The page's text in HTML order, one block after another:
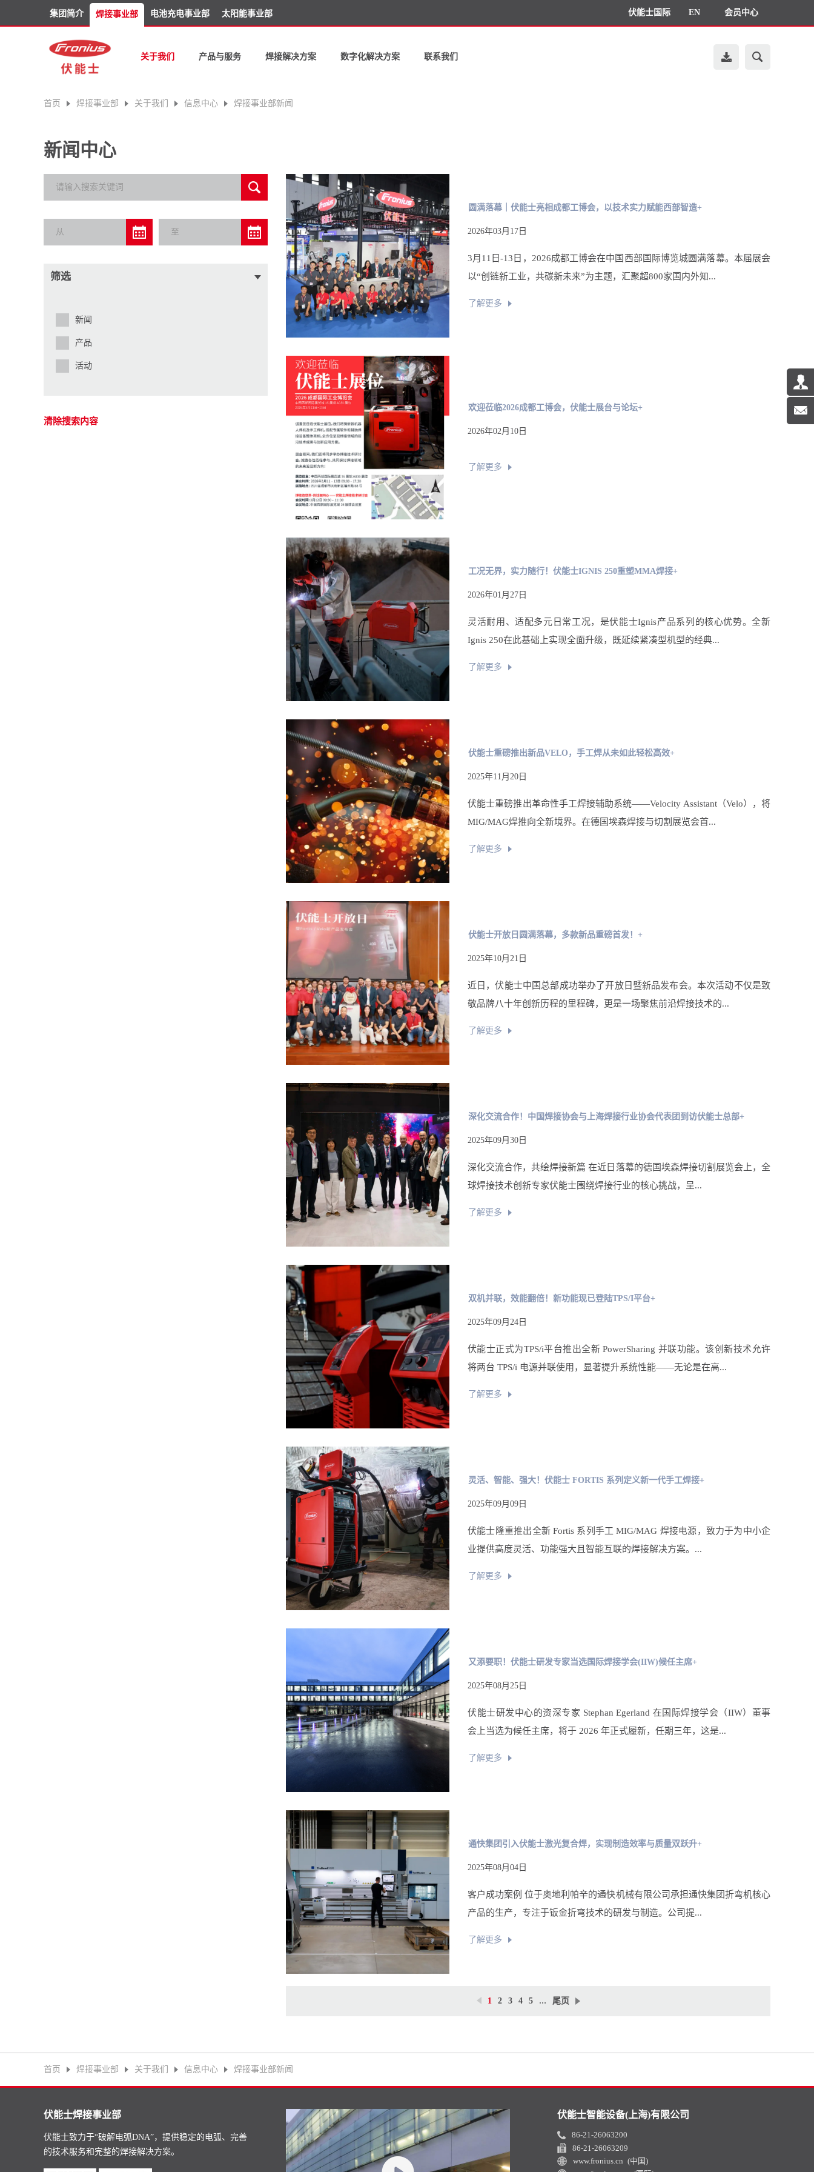
集团简介 焊接事业部 电池充电事业部 太阳能事业部 伏能士国际 EN 会员中心
关于我们 产品与服务 焊接解决方案 数字化解决方案 联系我们
首页 焊接事业部 关于我们 信息中心 焊接事业部新闻
新闻中心
筛选
新闻
产品
活动
清除搜索内容
圆满落幕｜伏能士亮相成都工博会，以技术实力赋能西部智造+
2026年03月17日
3月11日-13日，2026成都工博会在中国西部国际博览城圆满落幕。本届展会
以“创链新工业，共碳新未来”为主题，汇聚超800家国内外知...
了解更多
欢迎莅临2026成都工博会，伏能士展台与论坛+
2026年02月10日
了解更多
工况无界，实力随行！伏能士IGNIS 250重塑MMA焊接+
2026年01月27日
灵活耐用、适配多元日常工况，是伏能士Ignis产品系列的核心优势。全新
Ignis 250在此基础上实现全面升级，既延续紧凑型机型的经典...
了解更多
伏能士重磅推出新品VELO，手工焊从未如此轻松高效+
2025年11月20日
伏能士重磅推出革命性手工焊接辅助系统——Velocity Assistant（Velo），将
MIG/MAG焊推向全新境界。在德国埃森焊接与切割展览会首...
了解更多
伏能士开放日圆满落幕，多款新品重磅首发！+
2025年10月21日
近日，伏能士中国总部成功举办了开放日暨新品发布会。本次活动不仅是致
敬品牌八十年创新历程的里程碑，更是一场聚焦前沿焊接技术的...
了解更多
深化交流合作！中国焊接协会与上海焊接行业协会代表团到访伏能士总部+
2025年09月30日
深化交流合作，共绘焊接新篇 在近日落幕的德国埃森焊接切割展览会上，全
球焊接技术创新专家伏能士围绕焊接行业的核心挑战，呈...
了解更多
双机并联，效能翻倍！新功能现已登陆TPS/I平台+
2025年09月24日
伏能士正式为TPS/i平台推出全新 PowerSharing 并联功能。该创新技术允许
将两台 TPS/i 电源并联使用，显著提升系统性能——无论是在高...
了解更多
灵活、智能、强大！伏能士 FORTIS 系列定义新一代手工焊接+
2025年09月09日
伏能士隆重推出全新 Fortis 系列手工 MIG/MAG 焊接电源，致力于为中小企
业提供高度灵活、功能强大且智能互联的焊接解决方案。...
了解更多
又添要职！伏能士研发专家当选国际焊接学会(IIW)候任主席+
2025年08月25日
伏能士研发中心的资深专家 Stephan Egerland 在国际焊接学会（IIW）董事
会上当选为候任主席，将于 2026 年正式履新，任期三年，这是...
了解更多
通快集团引入伏能士激光复合焊，实现制造效率与质量双跃升+
2025年08月04日
客户成功案例 位于奥地利帕辛的通快机械有限公司承担通快集团折弯机核心
产品的生产，专注于钣金折弯技术的研发与制造。公司提...
了解更多
1 2 3 4 5 … 尾页
首页 焊接事业部 关于我们 信息中心 焊接事业部新闻
伏能士焊接事业部
伏能士致力于“破解电弧DNA”，提供稳定的电弧、完善
的技术服务和完整的焊接解决方案。
伏能士智能设备(上海)有限公司
86-21-26063200
86-21-26063209
www.fronius.cn (中国)